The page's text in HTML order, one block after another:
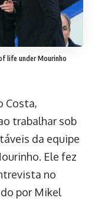
life under Mourinho
Costa,
trabalhar sob
da equipe
Ele fez
no
por Mikel